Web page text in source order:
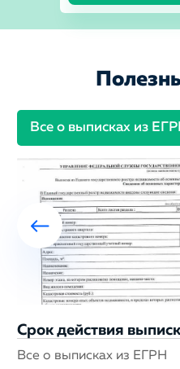
Все о выписках из
Срок действия
Все о выписках из ЕГРН